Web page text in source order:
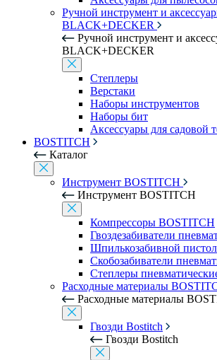
Ручной инструмент и
BLACK+DECKER
Ручной инструмент и
BLACK+DECKER
Степлеры
Верстаки
Наборы инструментов
Наборы бит
Аксессуары для садовой
BOSTITCH
Каталог
Инструмент BOSTITCH
Инструмент BOSTITCH
Компрессоры BOSTITCH
Гвоздезабиватели
Шпилькозабивной
Скобозабиватели
Степлеры
Расходные материалы
Расходные материалы
Гвозди Bostitch
Гвозди Bostitch